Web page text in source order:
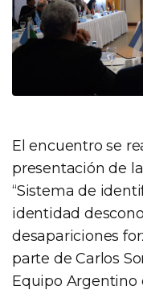
El encuentro se
presentación de
“Sistema de
identidad
desapariciones
parte de Carlos
Equipo Argentino